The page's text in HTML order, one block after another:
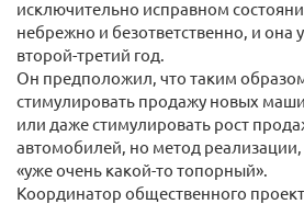
исключительно исправном
небрежно и безответственно, и она
второй-третий год.
Он предположил, что таким
стимулировать продажу новых
или даже стимулировать рост
автомобилей, но метод
«уже очень какой-то топорный».
Координатор общественного